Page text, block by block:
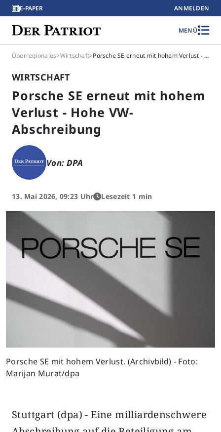
E-PAPER ANMELDEN
MENÜ
Überregionales>Wirtschaft> Porsche SE erneut mit hohem Verlust - Hohe VW-Abschreibung
WIRTSCHAFT
Porsche SE erneut mit hohem
Verlust - Hohe VW-
Abschreibung
Von: DPA
13. Mai 2026, 09:23 Uhr Lesezeit 1 min
Porsche SE mit hohem Verlust. (Archivbild) - Foto:
Marijan Murat/dpa
Stuttgart (dpa) - Eine milliardenschwere